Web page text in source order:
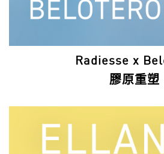
Radiesse x
膠原重塑